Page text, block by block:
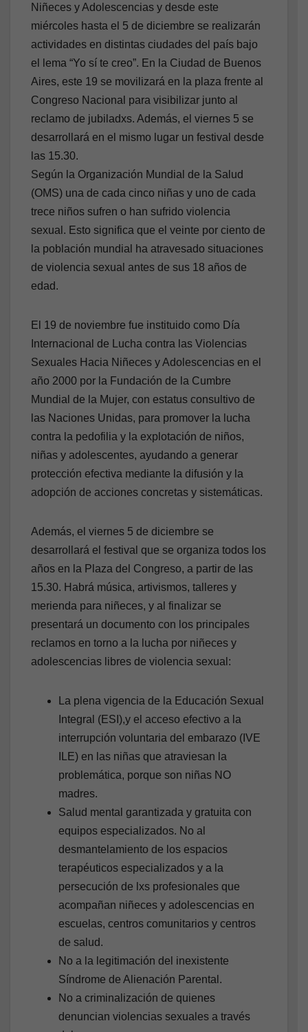
Niñeces y Adolescencias y desde este
miércoles hasta el 5 de diciembre se realizarán
actividades en distintas ciudades del país bajo
el lema “Yo sí te creo”. En la Ciudad de Buenos
Aires, este 19 se movilizará en la plaza frente al
Congreso Nacional para visibilizar junto al
reclamo de jubiladxs. Además, el viernes 5 se
desarrollará en el mismo lugar un festival desde
las 15.30.
Según la Organización Mundial de la Salud
(OMS) una de cada cinco niñas y uno de cada
trece niños sufren o han sufrido violencia
sexual. Esto significa que el veinte por ciento de
la población mundial ha atravesado situaciones
de violencia sexual antes de sus 18 años de
edad.
El 19 de noviembre fue instituido como Día
Internacional de Lucha contra las Violencias
Sexuales Hacia Niñeces y Adolescencias en el
año 2000 por la Fundación de la Cumbre
Mundial de la Mujer, con estatus consultivo de
las Naciones Unidas, para promover la lucha
contra la pedofilia y la explotación de niños,
niñas y adolescentes, ayudando a generar
protección efectiva mediante la difusión y la
adopción de acciones concretas y sistemáticas.
Además, el viernes 5 de diciembre se
desarrollará el festival que se organiza todos los
años en la Plaza del Congreso, a partir de las
15.30. Habrá música, artivismos, talleres y
merienda para niñeces, y al finalizar se
presentará un documento con los principales
reclamos en torno a la lucha por niñeces y
adolescencias libres de violencia sexual:
La plena vigencia de la Educación Sexual
Integral (ESI),y el acceso efectivo a la
interrupción voluntaria del embarazo (IVE
ILE) en las niñas que atraviesan la
problemática, porque son niñas NO
madres.
Salud mental garantizada y gratuita con
equipos especializados. No al
desmantelamiento de los espacios
terapéuticos especializados y a la
persecución de lxs profesionales que
acompañan niñeces y adolescencias en
escuelas, centros comunitarios y centros
de salud.
No a la legitimación del inexistente
Síndrome de Alienación Parental.
No a criminalización de quienes
denuncian violencias sexuales a través